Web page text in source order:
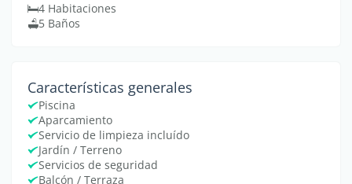
4 Habitaciones
5 Baños
Características generales
Piscina
Aparcamiento
Servicio de limpieza incluído
Jardín / Terreno
Servicios de seguridad
Balcón / Terraza